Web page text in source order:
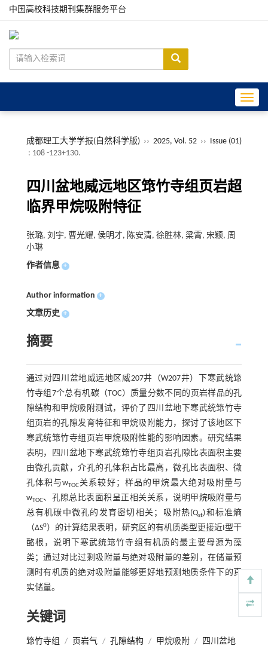
中国高校科技期刊集群服务平台
成都理工大学学报(自然科学版) ›› 2025, Vol. 52 ›› Issue (01)
: 108 -123+130.
四川盆地威远地区筇竹寺组页岩超
临界甲烷吸附特征
张璐, 刘宇, 曹光耀, 侯明才, 陈安清, 徐胜林, 梁霄, 宋颖, 周
小琳
作者信息 +
Author information +
文章历史 +
摘要
通过对四川盆地威远地区威207井（W207井）下寒武统筇
竹寺组7个总有机碳（TOC）质量分数不同的页岩样品的孔
隙结构和甲烷吸附测试，评价了四川盆地下寒武统筇竹寺
组页岩的孔隙发育特征和甲烷吸附能力，探讨了该地区下
寒武统筇竹寺组页岩甲烷吸附性能的影响因素。研究结果
表明，四川盆地下寒武统筇竹寺组页岩孔隙比表面积主要
由微孔贡献，介孔的孔体积占比最高，微孔比表面积、微
孔体积与wTOC关系较好；样品的甲烷最大绝对吸附量与
wTOC、孔隙总比表面积呈正相关关系，说明甲烷吸附量与
总有机碳中微孔的发育密切相关；吸附热(Qst)和标准熵
（ΔS0）的计算结果表明，研究区的有机质类型更接近I型干
酪根，说明下寒武统筇竹寺组有机质的最主要母源为藻
类；通过对比过剩吸附量与绝对吸附量的差别，在储量预
测时有机质的绝对吸附量能够更好地预测地质条件下的真
实储量。
关键词
筇竹寺组 / 页岩气 / 孔隙结构 / 甲烷吸附 / 四川盆地